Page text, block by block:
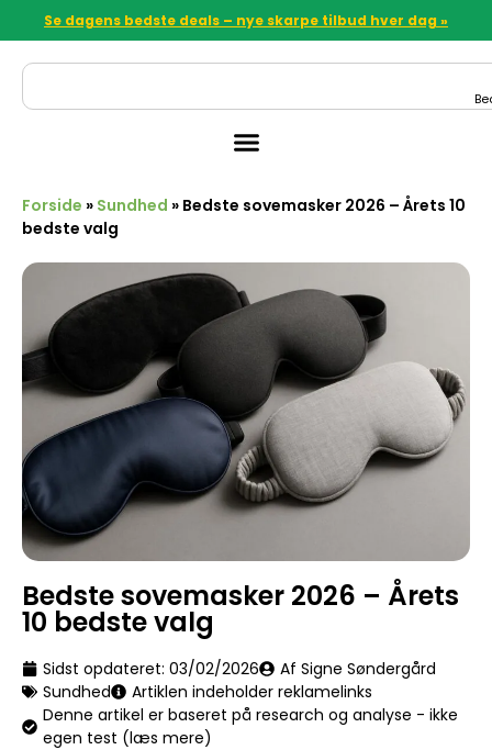
Se dagens bedste deals – nye skarpe tilbud hver dag »
Forside » Sundhed » Bedste sovemasker 2026 – Årets 10
bedste valg
Bedste sovemasker 2026 – Årets
10 bedste valg
Sidst opdateret: 03/02/2026
Af Signe Søndergård
Sundhed
Artiklen indeholder reklamelinks
Denne artikel er baseret på research og analyse - ikke
egen test (læs mere)